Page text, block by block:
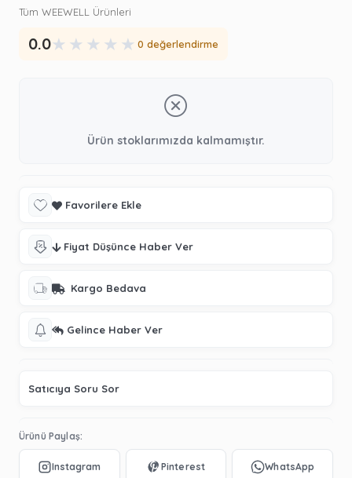
Tüm WEEWELL Ürünleri
0.0★ ★ ★ ★ ★ 0 değerlendirme
Ürün stoklarımızda kalmamıştır.
Favorilere Ekle
Fiyat Düşünce Haber Ver
Kargo Bedava
Gelince Haber Ver
Satıcıya Soru Sor
Ürünü Paylaş: